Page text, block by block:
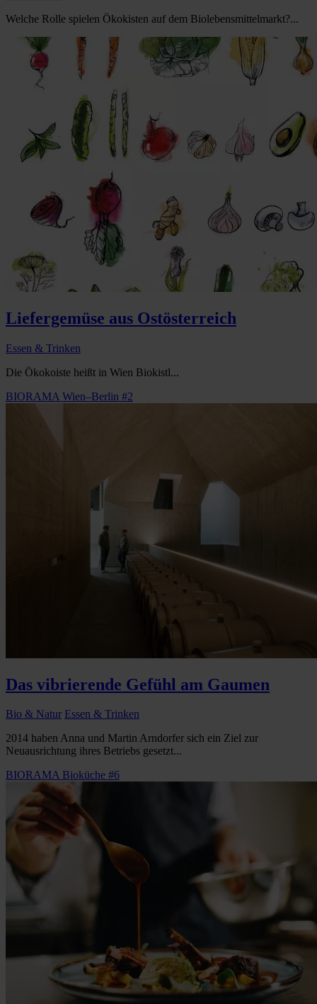
Welche Rolle spielen Ökokisten auf dem Biolebensmittelmarkt?...
Liefergemüse aus Ostösterreich
Essen & Trinken
Die Ökokoiste heißt in Wien Biokistl...
BIORAMA Wien–Berlin #2
Das vibrierende Gefühl am Gaumen
Bio & Natur Essen & Trinken
2014 haben Anna und Martin Arndorfer sich ein Ziel zur
Neuausrichtung ihres Betriebs gesetzt...
BIORAMA Bioküche #6